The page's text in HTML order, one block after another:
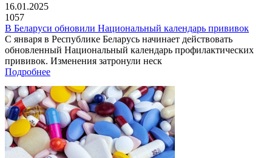
16.01.2025
1057
В Беларуси обновили Национальный календарь прививок
С января в Республике Беларусь начинает действовать
обновленный Национальный календарь профилактических
прививок. Изменения затронули неск
Подробнее